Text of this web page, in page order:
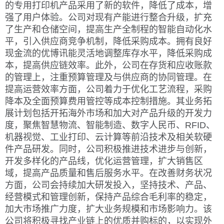
的专用打印机产品采用了新的软件，降低了成本，增
强了用户体验。公司对现有产能进行整合升级，扩充
了生产和仓储空间，提高生产全制程的智能自动化水
平，引入供应商竞争机制，降低采购成本。拥有良好
现金流的优博讯能灵活地调整库存水平，降低采购成
本，提高供应链效率。此外，公司在存货和应收账款
的管理上，注重预算管理及与供应商的协同管理。在
提高运营效率方面，公司着力于优化工艺流程，采购
降本及全面预算费用管控等成本控制措施。其业务拓
展计划包括开拓海外市场和加大对产品升级的开发力
度，聚焦智慧物流、智能制造、数字人民币、RFID、
机器视觉、工业打印、云计算等前沿技术及相关软硬
件产品研发。同时，公司积极推进技术进步与创新，
开发多样化的产品线，优化运营管理，扩大销售区
域，提高产品质量和售后服务水平。在改善财务状况
方面，公司会持续加大研发投入，坚持技术、产品、
经营模式和管理创新，保持产品综合毛利率的稳定，
加大市场推广力度，扩大业务规模和市场影响力。该
公司将积极寻找产业链上的优质并购标的，以实现外